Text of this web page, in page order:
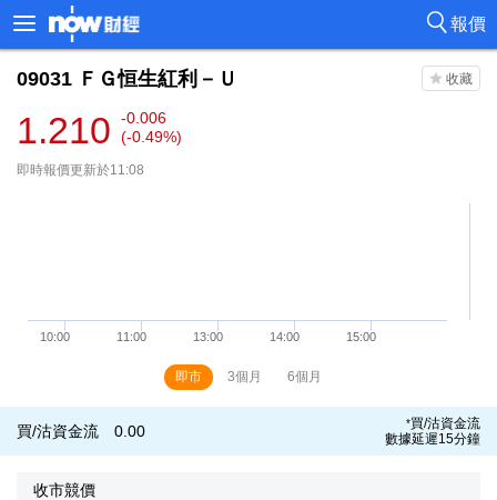
報價
09031 ＦＧ恒生紅利－Ｕ
1.210
-0.006
(-0.49%)
即時報價更新於11:08
即市 3個月 6個月
買/沽資金流 0.00 *買/沽資金流
數據延遲15分鐘
收市競價